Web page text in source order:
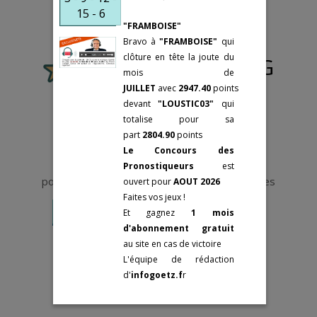
Mes cotations
sont des
Statistiques
"VRAIES".
Elles sont le
résultat d'un an
de travail sur le
terrain et
d'algorithmes
faisant appel à
L’intelligence
artificielle.
Dans tous les
médias officiels
ou privés, elles
Tél: +33(0)9-73-
87-48-48
PRIX DE PARIS
3 mars: PRIX DE
SELECTION
Groupes II
6 novembre:PRIX
REYNOLDS
6 novembre:PRIX
REINE DU CORTA
6 novembre:PRIX
ABEL BASSIGNY
9 novembre:
PRIX
MARCEL LAURENT
9 novembre:PRIX
OLRY-ROEDERER
13 novembre:
19 novembre:PRIX
Fermer
15 - 6
"FRAMBOISE"
Bravo à"FRAMBOISE" qui
clôture en tête la joute du
mois de
JUILLET avec 2947.40points
devant"LOUSTIC03" qui
totalise
pour sa
part 2804.90points
Le Concours des
Pronostiqueurs est
ouvert pourAOUT 2026
Faites vos jeux !
Et gagnez 1 mois
d'abonnement gratuit
au site en cas de victoire
L'équipe de rédaction
d'infogoetz.fr
Le pronostic de PJG
Vous devez être abonné et connecté
pour accéder aux Pronostics et aux Statistiques
ABONNEMENT SE CONNECTER